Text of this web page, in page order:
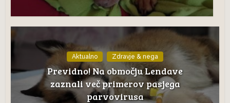
Aktualno Zdravje & nega
Previdno! Na območju Lendave
zaznali več primerov pasjega
parvovirusa